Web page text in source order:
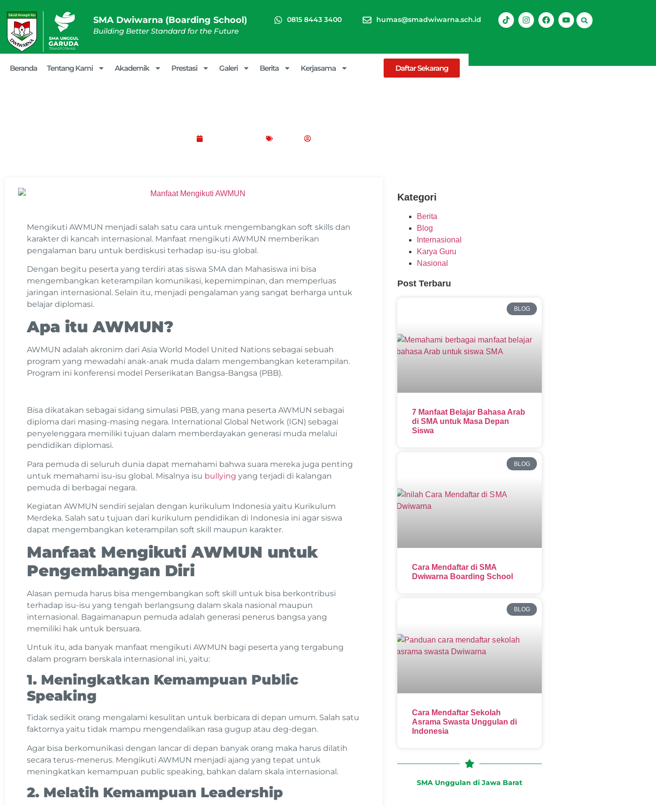
SMA Dwiwarna (Boarding School)
Building Better Standard for the Future
0815 8443 3400 humas@smadwiwarna.sch.id
Beranda Tentang Kami Akademik Prestasi Galeri Berita Kerjasama Daftar Sekarang
Mengikuti AWMUN menjadi salah satu cara untuk mengembangkan soft skills dan
karakter di kancah internasional. Manfaat mengikuti AWMUN memberikan
pengalaman baru untuk berdiskusi terhadap isu-isu global.
Dengan begitu peserta yang terdiri atas siswa SMA dan Mahasiswa ini bisa
mengembangkan keterampilan komunikasi, kepemimpinan, dan memperluas
jaringan internasional. Selain itu, menjadi pengalaman yang sangat berharga untuk
belajar diplomasi.
Apa itu AWMUN?
AWMUN adalah akronim dari Asia World Model United Nations sebagai sebuah
program yang mewadahi anak-anak muda dalam mengembangkan keterampilan.
Program ini konferensi model Perserikatan Bangsa-Bangsa (PBB).
Bisa dikatakan sebagai sidang simulasi PBB, yang mana peserta AWMUN sebagai
diploma dari masing-masing negara. International Global Network (IGN) sebagai
penyelenggara memiliki tujuan dalam memberdayakan generasi muda melalui
pendidikan diplomasi.
Para pemuda di seluruh dunia dapat memahami bahwa suara mereka juga penting
untuk memahami isu-isu global. Misalnya isu bullying yang terjadi di kalangan
pemuda di berbagai negara.
Kegiatan AWMUN sendiri sejalan dengan kurikulum Indonesia yaitu Kurikulum
Merdeka. Salah satu tujuan dari kurikulum pendidikan di Indonesia ini agar siswa
dapat mengembangkan keterampilan soft skill maupun karakter.
Manfaat Mengikuti AWMUN untuk
Pengembangan Diri
Alasan pemuda harus bisa mengembangkan soft skill untuk bisa berkontribusi
terhadap isu-isu yang tengah berlangsung dalam skala nasional maupun
internasional. Bagaimanapun pemuda adalah generasi penerus bangsa yang
memiliki hak untuk bersuara.
Untuk itu, ada banyak manfaat mengikuti AWMUN bagi peserta yang tergabung
dalam program berskala internasional ini, yaitu:
1. Meningkatkan Kemampuan Public
Speaking
Tidak sedikit orang mengalami kesulitan untuk berbicara di depan umum. Salah satu
faktornya yaitu tidak mampu mengendalikan rasa gugup atau deg-degan.
Agar bisa berkomunikasi dengan lancar di depan banyak orang maka harus dilatih
secara terus-menerus. Mengikuti AWMUN menjadi ajang yang tepat untuk
meningkatkan kemampuan public speaking, bahkan dalam skala internasional.
2. Melatih Kemampuan Leadership
Kategori
Berita
Blog
Internasional
Karya Guru
Nasional
Post Terbaru
BLOG
7 Manfaat Belajar Bahasa Arab
di SMA untuk Masa Depan
Siswa
BLOG
Cara Mendaftar di SMA
Dwiwarna Boarding School
BLOG
Cara Mendaftar Sekolah
Asrama Swasta Unggulan di
Indonesia
SMA Unggulan di Jawa Barat